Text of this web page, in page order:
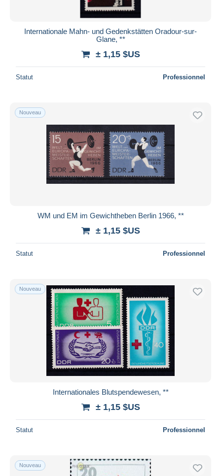
Internationale Mahn- und Gedenkstätten Oradour-sur-
Glane, **
± 1,15 $US
Statut Professionnel
Nouveau
WM und EM im Gewichtheben Berlin 1966, **
± 1,15 $US
Statut Professionnel
Nouveau
Internationales Blutspendewesen, **
± 1,15 $US
Statut Professionnel
Nouveau